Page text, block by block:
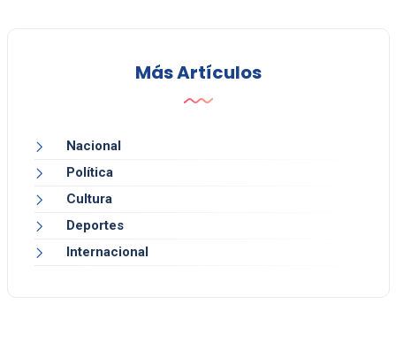
Más Artículos
Nacional
Política
Cultura
Deportes
Internacional